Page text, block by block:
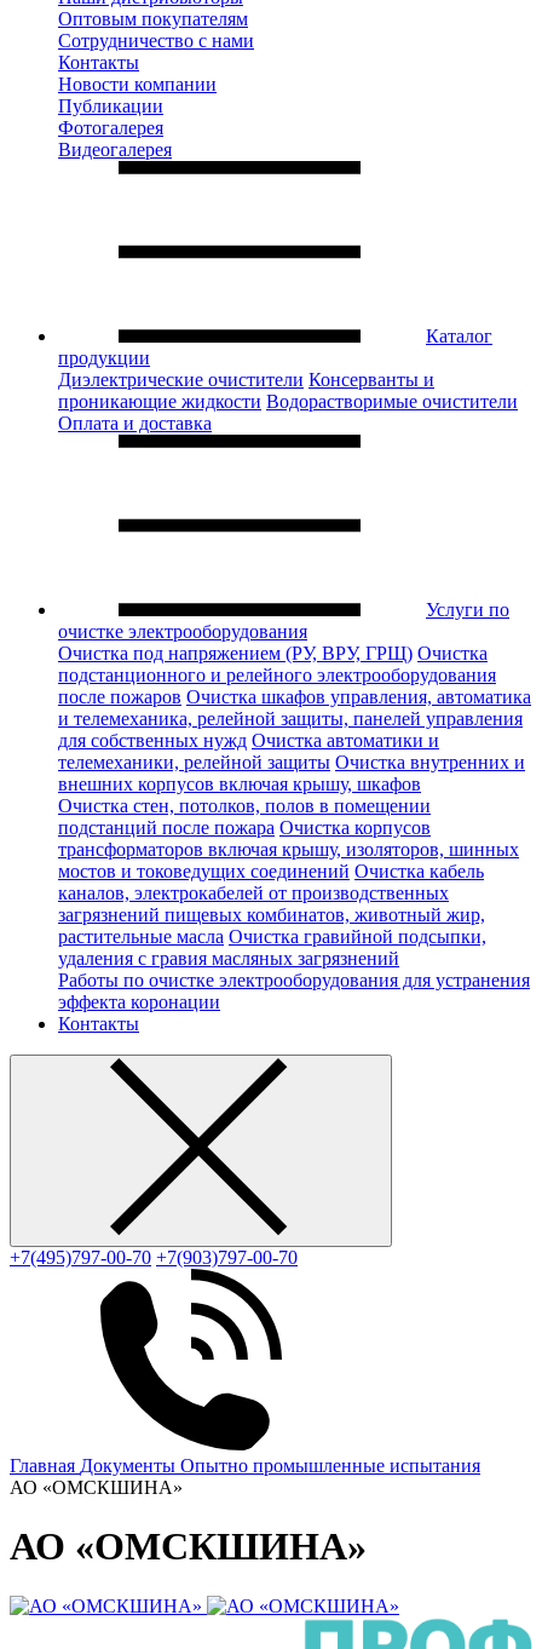
Оптовым покупателям
Сотрудничество с нами
Контакты
Новости компании
Публикации
Фотогалерея
Видеогалерея
Каталог
продукции
Диэлектрические очистители Консерванты и
проникающие жидкости Водорастворимые очистители
Оплата и доставка
Услуги по
очистке электрооборудования
Очистка под напряжением (РУ, ВРУ, ГРЩ) Очистка
подстанционного и релейного электрооборудования
после пожаров Очистка шкафов управления, автоматика
и телемеханика, релейной защиты, панелей управления
для собственных нужд Очистка автоматики и
телемеханики, релейной защиты Очистка внутренних и
внешних корпусов включая крышу, шкафов
Очистка стен, потолков, полов в помещении
подстанций после пожара Очистка корпусов
трансформаторов включая крышу, изоляторов, шинных
мостов и токоведущих соединений Очистка кабель
каналов, электрокабелей от производственных
загрязнений пищевых комбинатов, животный жир,
растительные масла Очистка гравийной подсыпки,
удаления с гравия масляных загрязнений
Работы по очистке электрооборудования для устранения
эффекта коронации
Контакты
+7(495)797-00-70 +7(903)797-00-70
Главная Документы Опытно промышленные испытания
АО «ОМСКШИНА»
АО «ОМСКШИНА»